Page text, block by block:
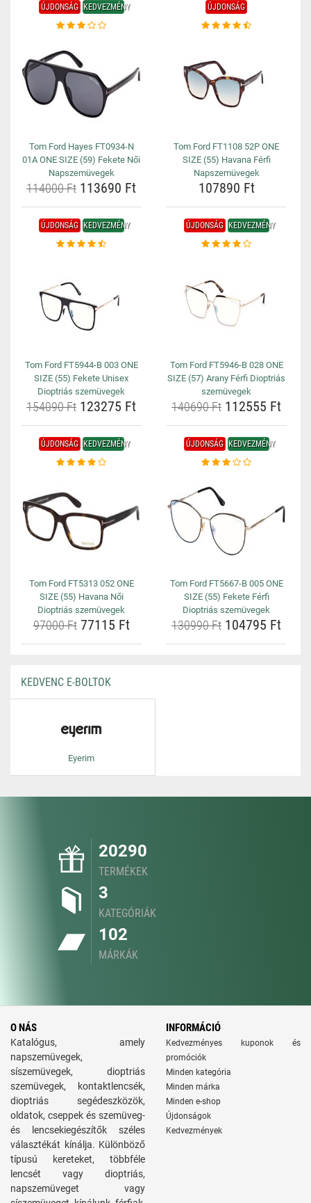
ÚJDONSÁG KEDVEZMÉNY
Tom Ford Hayes FT0934-N
01A ONE SIZE (59) Fekete Női
Napszemüvegek
114000 Ft 113690 Ft
ÚJDONSÁG
Tom Ford FT1108 52P ONE
SIZE (55) Havana Férfi
Napszemüvegek
107890 Ft
ÚJDONSÁG KEDVEZMÉNY
Tom Ford FT5944-B 003 ONE
SIZE (55) Fekete Unisex
Dioptriás szemüvegek
154090 Ft 123275 Ft
ÚJDONSÁG KEDVEZMÉNY
Tom Ford FT5946-B 028 ONE
SIZE (57) Arany Férfi Dioptriás
szemüvegek
140690 Ft 112555 Ft
ÚJDONSÁG KEDVEZMÉNY
Tom Ford FT5313 052 ONE
SIZE (55) Havana Női
Dioptriás szemüvegek
97000 Ft77115 Ft
ÚJDONSÁG KEDVEZMÉNY
Tom Ford FT5667-B 005 ONE
SIZE (55) Fekete Férfi
Dioptriás szemüvegek
130990 Ft 104795 Ft
KEDVENC E-BOLTOK
Eyerim
20290
TERMÉKEK
3
KATEGÓRIÁK
102
MÁRKÁK
O NÁS
Katalógus, amely
napszemüvegek,
síszemüvegek, dioptriás
szemüvegek, kontaktlencsék,
dioptriás segédeszközök,
oldatok, cseppek és szemüveg-
és lencsekiegészítők széles
választékát kínálja. Különböző
típusú kereteket, többféle
lencsét vagy dioptriás,
napszemüveget vagy
INFORMÁCIÓ
Kedvezményes kuponok és
promóciók
Minden kategória
Minden márka
Minden e-shop
Újdonságok
Kedvezmények